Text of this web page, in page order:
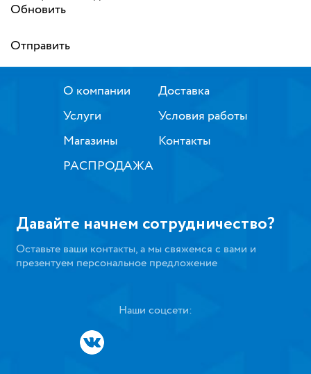
Обновить
Отправить
О компании
Услуги
Магазины
РАСПРОДАЖА
Доставка
Условия работы
Контакты
Давайте начнем сотрудничество?
Оставьте ваши контакты, а мы свяжемся с вами и
презентуем персональное предложение
Наши соцсети: